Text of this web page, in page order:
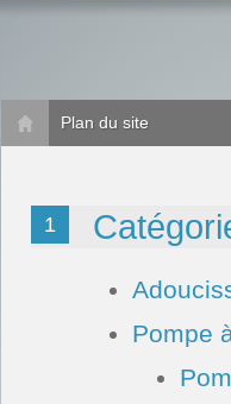
Plan du site
1
Pompe